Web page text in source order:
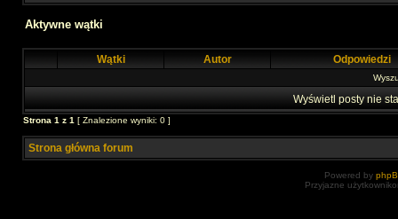
Aktywne wątki
Wątki Autor Odpowiedzi
Wyświetl posty nie
Strona 1 z 1 [ Znalezione wyniki: 0 ]
Strona główna forum
Powered by
Przyjazne